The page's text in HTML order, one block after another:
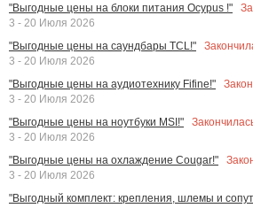
"Выгодные цены на блоки питания Ocypus !"
3 - 20 Июля 2026
"Выгодные цены на саундбары TCL!"
3 - 20 Июля 2026
"Выгодные цены на аудиотехнику Fifine!"
3 - 20 Июля 2026
"Выгодные цены на ноутбуки MSI!"
3 - 20 Июля 2026
"Выгодные цены на охлаждение Cougar!"
3 - 20 Июля 2026
"Выгодный комплект: крепления, шлемы и